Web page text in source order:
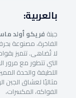
بالعربية:
جبنة فريكو أولد
الفاخرة، مصنوعة
لا تُضاهى. تتميز
التي تتطور مع مرور
اللطيفة والحدة
مثاليًا لعشاق الجبن
الفواكه، المكسرات،